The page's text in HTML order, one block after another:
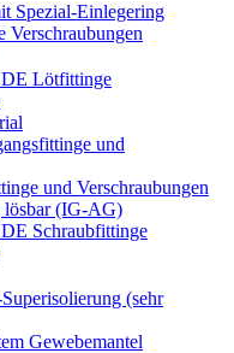
Spezial-Einlegering
Verschraubungen
Lötfittinge
und
und Verschraubungen
lösbar (IG-AG)
Schraubfittinge
(sehr
Gewebemantel